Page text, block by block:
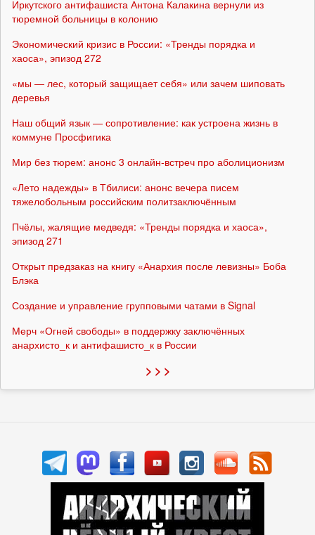
Иркутского антифашиста Антона Калакина вернули из
тюремной больницы в колонию
Экономический кризис в России: «Тренды порядка и
хаоса», эпизод 272
«мы — лес, который защищает себя» или зачем шиповать
деревья
Наш общий язык — сопротивление: как устроена жизнь в
коммуне Просфигика
Мир без тюрем: анонс 3 онлайн-встреч про аболиционизм
«Лето надежды» в Тбилиси: анонс вечера писем
тяжелобольным российским политзаключённым
Пчёлы, жалящие медведя: «Тренды порядка и хаоса»,
эпизод 271
Открыт предзаказ на книгу «Анархия после левизны» Боба
Блэка
Создание и управление групповыми чатами в Signal
Мерч «Огней свободы» в поддержку заключённых
анархисто_к и антифашисто_к в России
> > >